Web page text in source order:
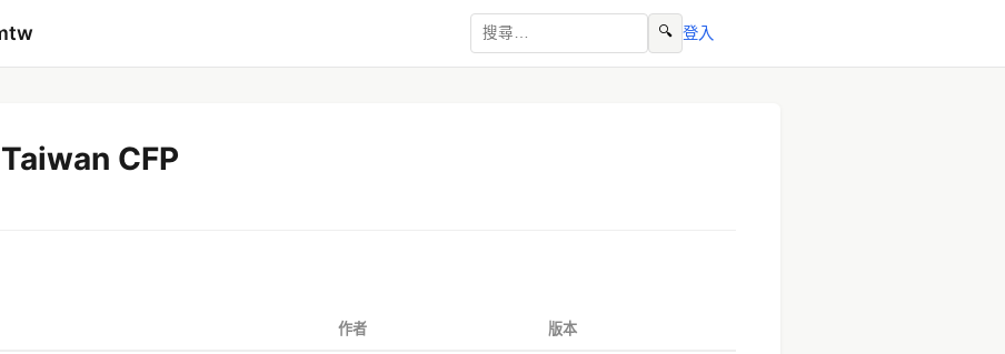
🔍 登入
CFP
作者 版本